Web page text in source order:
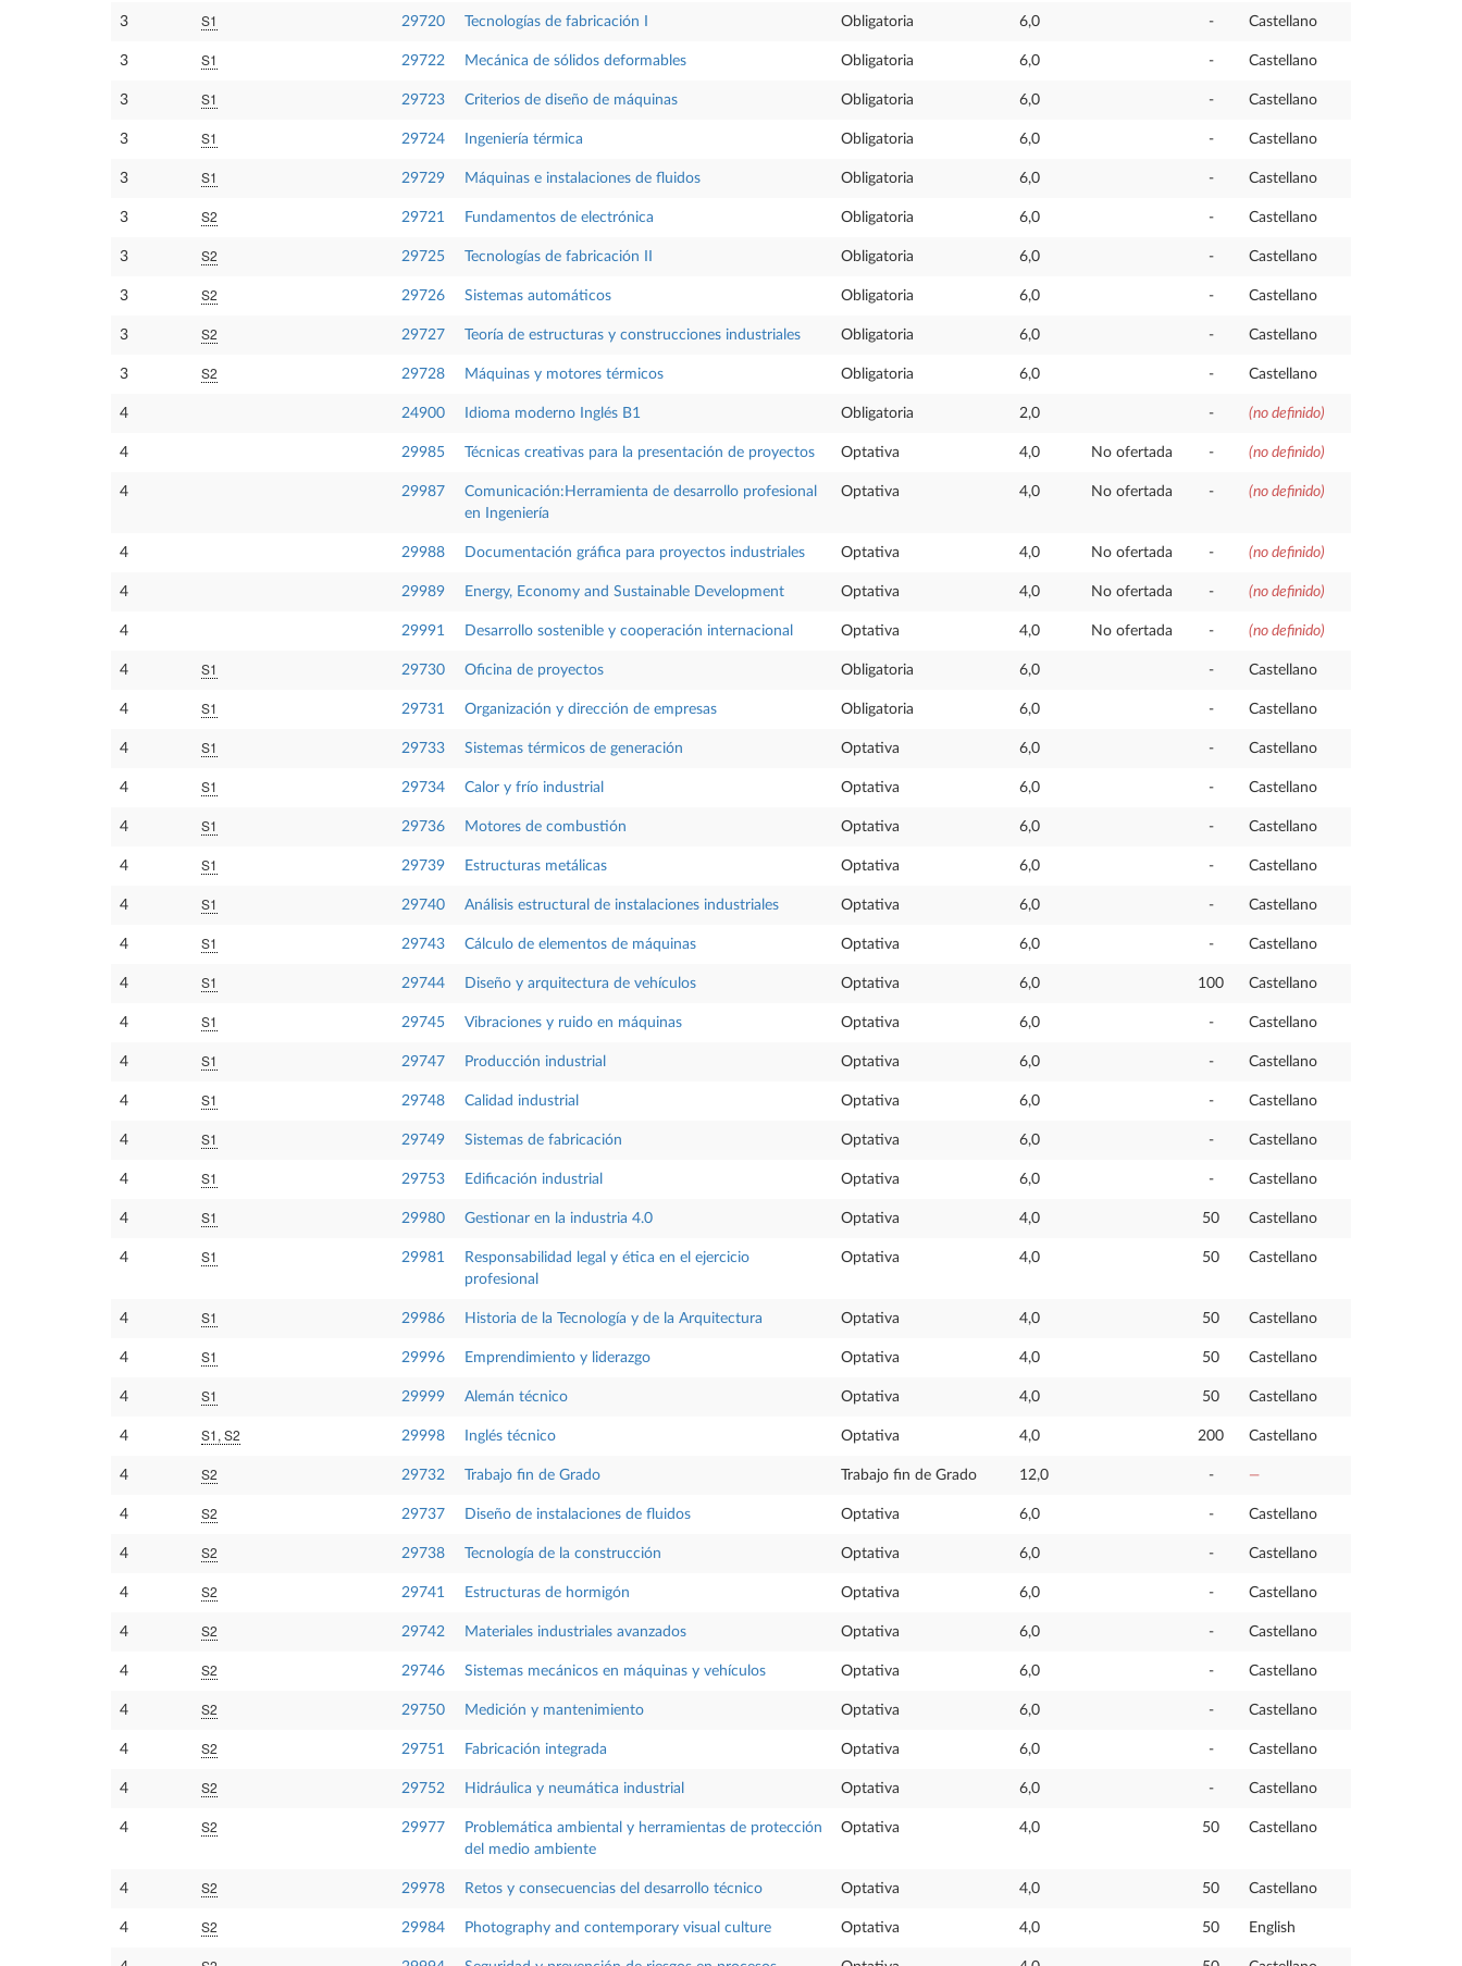
3 S1 29720 Tecnologías de fabricación I Obligatoria 6,0 - Castellano
3 S1 29722 Mecánica de sólidos deformables Obligatoria 6,0 - Castellano
3 S1 29723 Criterios de diseño de máquinas Obligatoria 6,0 - Castellano
3 S1 29724 Ingeniería térmica Obligatoria 6,0 - Castellano
3 S1 29729 Máquinas e instalaciones de fluidos Obligatoria 6,0 - Castellano
3 S2 29721 Fundamentos de electrónica Obligatoria 6,0 - Castellano
3 S2 29725 Tecnologías de fabricación II Obligatoria 6,0 - Castellano
3 S2 29726 Sistemas automáticos Obligatoria 6,0 - Castellano
3 S2 29727 Teoría de estructuras y construcciones industriales Obligatoria 6,0 - Castellano
3 S2 29728 Máquinas y motores térmicos Obligatoria 6,0 - Castellano
4 24900 Idioma moderno Inglés B1 Obligatoria 2,0 - (no definido)
4 29985 Técnicas creativas para la presentación de proyectos Optativa 4,0 No ofertada - (no definido)
4 29987
Comunicación:Herramienta de desarrollo profesional
en Ingeniería
Optativa 4,0 No ofertada - (no definido)
4 29988 Documentación gráfica para proyectos industriales Optativa 4,0 No ofertada - (no definido)
4 29989 Energy, Economy and Sustainable Development Optativa 4,0 No ofertada - (no definido)
4 29991 Desarrollo sostenible y cooperación internacional Optativa 4,0 No ofertada - (no definido)
4 S1 29730 Oficina de proyectos Obligatoria 6,0 - Castellano
4 S1 29731 Organización y dirección de empresas Obligatoria 6,0 - Castellano
4 S1 29733 Sistemas térmicos de generación Optativa 6,0 - Castellano
4 S1 29734 Calor y frío industrial Optativa 6,0 - Castellano
4 S1 29736 Motores de combustión Optativa 6,0 - Castellano
4 S1 29739 Estructuras metálicas Optativa 6,0 - Castellano
4 S1 29740 Análisis estructural de instalaciones industriales Optativa 6,0 - Castellano
4 S1 29743 Cálculo de elementos de máquinas Optativa 6,0 - Castellano
4 S1 29744 Diseño y arquitectura de vehículos Optativa 6,0 100 Castellano
4 S1 29745 Vibraciones y ruido en máquinas Optativa 6,0 - Castellano
4 S1 29747 Producción industrial Optativa 6,0 - Castellano
4 S1 29748 Calidad industrial Optativa 6,0 - Castellano
4 S1 29749 Sistemas de fabricación Optativa 6,0 - Castellano
4 S1 29753 Edificación industrial Optativa 6,0 - Castellano
4 S1 29980 Gestionar en la industria 4.0 Optativa 4,0 50 Castellano
4 S1 29981
Responsabilidad legal y ética en el ejercicio
profesional
Optativa 4,0 50 Castellano
4 S1 29986 Historia de la Tecnología y de la Arquitectura Optativa 4,0 50 Castellano
4 S1 29996 Emprendimiento y liderazgo Optativa 4,0 50 Castellano
4 S1 29999 Alemán técnico Optativa 4,0 50 Castellano
4 S1, S2 29998 Inglés técnico Optativa 4,0 200 Castellano
4 S2 29732 Trabajo fin de Grado Trabajo fin de Grado 12,0 - —
4 S2 29737 Diseño de instalaciones de fluidos Optativa 6,0 - Castellano
4 S2 29738 Tecnología de la construcción Optativa 6,0 - Castellano
4 S2 29741 Estructuras de hormigón Optativa 6,0 - Castellano
4 S2 29742 Materiales industriales avanzados Optativa 6,0 - Castellano
4 S2 29746 Sistemas mecánicos en máquinas y vehículos Optativa 6,0 - Castellano
4 S2 29750 Medición y mantenimiento Optativa 6,0 - Castellano
4 S2 29751 Fabricación integrada Optativa 6,0 - Castellano
4 S2 29752 Hidráulica y neumática industrial Optativa 6,0 - Castellano
4 S2 29977
Problemática ambiental y herramientas de protección
del medio ambiente
Optativa 4,0 50 Castellano
4 S2 29978 Retos y consecuencias del desarrollo técnico Optativa 4,0 50 Castellano
4 S2 29984 Photography and contemporary visual culture Optativa 4,0 50 English